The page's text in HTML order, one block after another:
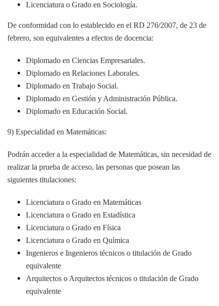
Licenciatura o Grado en Sociología.
De conformidad con lo establecido en el RD 276/2007, de 23 de
febrero, son equivalentes a efectos de docencia:
Diplomado en Ciencias Empresariales.
Diplomado en Relaciones Laborales.
Diplomado en Trabajo Social.
Diplomado en Gestión y Administración Pública.
Diplomado en Educación Social.
9) Especialidad en Matemáticas:
Podrán acceder a la especialidad de Matemáticas, sin necesidad de
realizar la prueba de acceso, las personas que posean las
siguientes titulaciones:
Licenciatura o Grado en Matemáticas
Licenciatura o Grado en Estadística
Licenciatura o Grado en Física
Licenciatura o Grado en Química
Ingenieros e Ingenieros técnicos o titulación de Grado
equivalente
Arquitectos o Arquitectos técnicos o titulación de Grado
equivalente